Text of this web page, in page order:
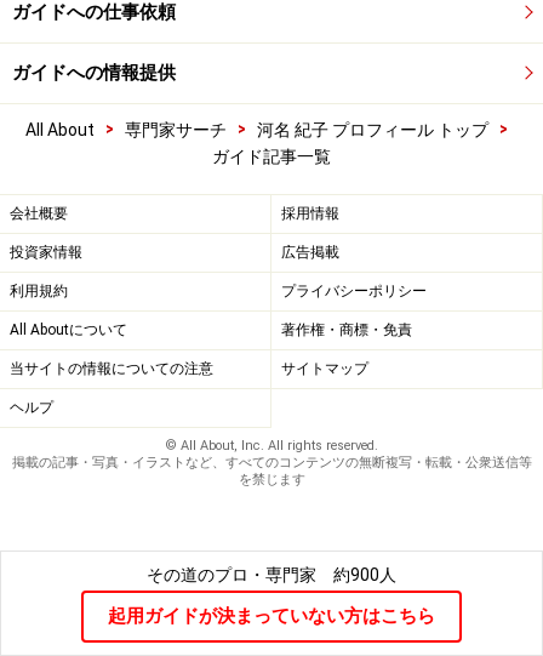
ガイドへの仕事依頼
ガイドへの情報提供
All About > 専門家サーチ > 河名 紀子 プロフィール トップ
>
ガイド記事一覧
会社概要 採用情報
投資家情報 広告掲載
利用規約 プライバシーポリシー
All Aboutについて 著作権・商標・免責
当サイトの情報についての注意 サイトマップ
ヘルプ
© All About, Inc. All rights reserved.
掲載の記事・写真・イラストなど、すべてのコンテンツの無断複写・転載・公衆送信等
を禁じます
その道のプロ・専門家 約900人
起用ガイドが決まっていない方はこちら